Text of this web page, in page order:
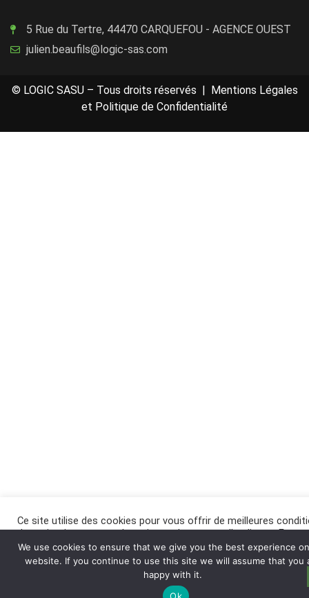
5 Rue du Tertre, 44470 CARQUEFOU - AGENCE OUEST
julien.beaufils@logic-sas.com
© LOGIC SASU – Tous droits réservés | Mentions Légales
et Politique de Confidentialité
Ce site utilise des cookies pour vous offrir de meilleures
de navigation, et pour des raisons de mesure d’audience. En
cliquant sur « Accepter », vous acceptez l’utilisation de
ce site. Pour en savoir plus cliquez-ici.
We use cookies to ensure that we give you the best experience
website. If you continue to use this site we will assume that you
happy with it.
Ok